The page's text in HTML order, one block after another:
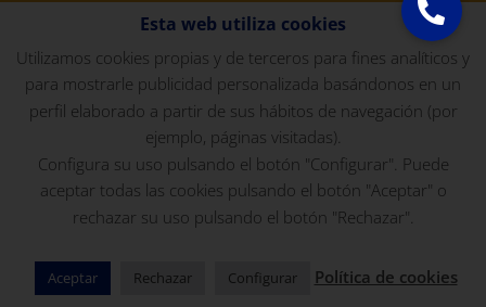
Copyright © 2023 Clínica Veterinaria
Prada | Diseñado con ♥️ por DAGO
NETWORK
Aviso legaly términos de uso| Política de
Privacidad|Política de Cookies
Esta web utiliza cookies
Utilizamos cookies propias y de terceros para fines analíticos y
para mostrarle publicidad personalizada basándonos en un
perfil elaborado a partir de sus hábitos de navegación (por
ejemplo, páginas visitadas).
Configura su uso pulsando el botón "Configurar". Puede
aceptar todas las cookies pulsando el botón "Aceptar" o
rechazar su uso pulsando el botón "Rechazar".
Aceptar Rechazar Configurar Política de cookies